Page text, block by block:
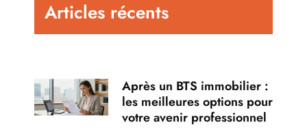
Articles récents
Après un BTS immobilier :
les meilleures options pour
votre avenir professionnel